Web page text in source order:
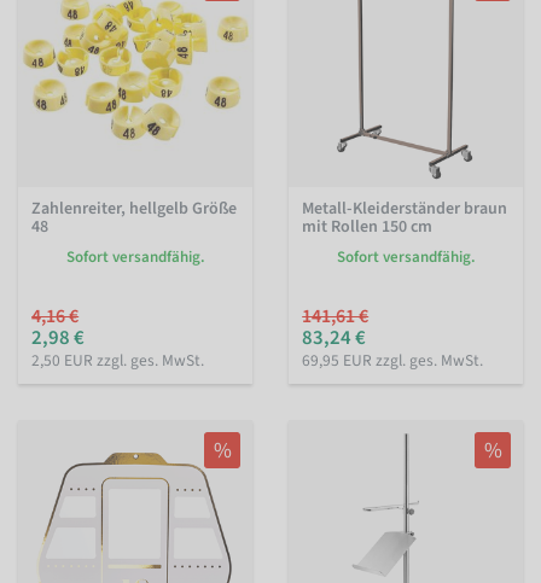
Zahlenreiter, hellgelb Größe
48
Sofort versandfähig.
4,16 €
2,98 €
2,50 EUR zzgl. ges. MwSt.
Metall-Kleiderständer braun
mit Rollen 150 cm
Sofort versandfähig.
141,61 €
83,24 €
69,95 EUR zzgl. ges. MwSt.
% %